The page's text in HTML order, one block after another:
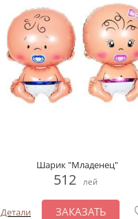
Шарик "Младенец"
512 лей
Детали ЗАКАЗАТЬ